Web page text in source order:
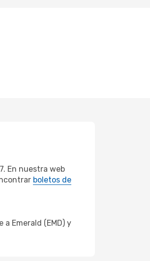
En nuestra web
boletos de
Emerald (EMD) y